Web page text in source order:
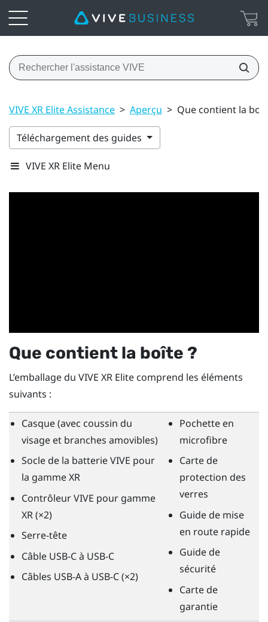
VIVE XR Elite Assistance > Aperçu > Que contient la
Téléchargement des guides
VIVE XR Elite Menu
Que contient la boîte ?
L’emballage du VIVE XR Elite comprend les éléments
suivants :
Casque (avec coussin du
visage et branches amovibles)
Socle de la batterie VIVE pour
la gamme XR
Contrôleur VIVE pour gamme
XR(×2)
Serre-tête
Câble USB-C à USB-C
Câbles USB-A à USB-C (×2)
Pochette en
microfibre
Carte de
protection des
verres
Guide de mise
en route rapide
Guide de
sécurité
Carte de
garantie